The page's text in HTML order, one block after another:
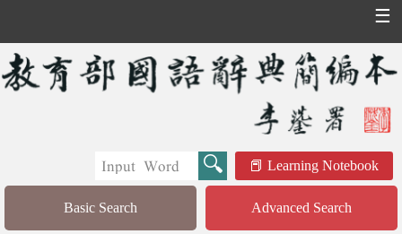
☰
Learning Notebook
Basic Search Advanced Search